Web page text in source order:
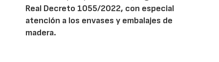
Real Decreto 1055/2022, con especial
atención a los envases y embalajes de
madera.